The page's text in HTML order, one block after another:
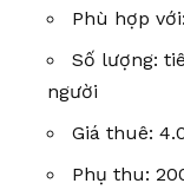
Phù hợp
Số lượng:
người
Giá thuê:
Phụ thu: